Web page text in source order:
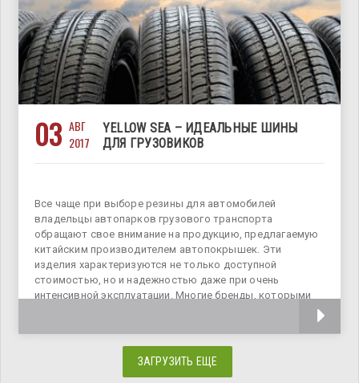
03 АВГ
2017
YELLOW SEA – ИДЕАЛЬНЫЕ ШИНЫ
ДЛЯ ГРУЗОВИКОВ
Все чаще при выборе резины для автомобилей
владельцы автопарков грузового транспорта
обращают свое внимание на продукцию, предлагаемую
китайским производителем автопокрышек. Эти
изделия характеризуются не только доступной
стоимостью, но и надежностью даже при очень
интенсивной эксплуатации. Многие бренды, которыми
ЗАГРУЗИТЬ ЕЩЕ